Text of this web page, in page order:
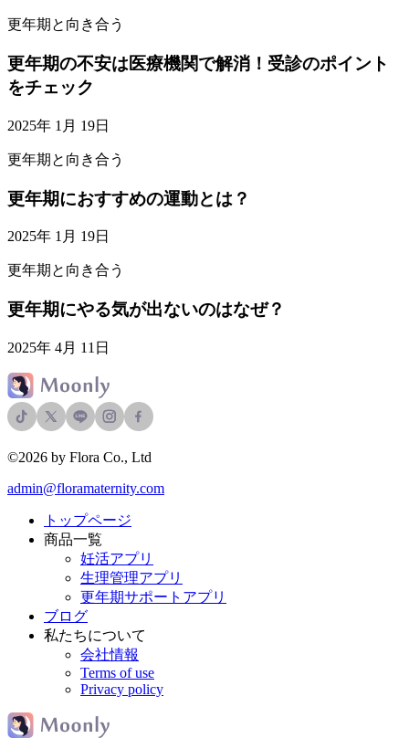
更年期と向き合う
更年期の不安は医療機関で解消！受診のポイント
をチェック
2025年 1月 19日
更年期と向き合う
更年期におすすめの運動とは？
2025年 1月 19日
更年期と向き合う
更年期にやる気が出ないのはなぜ？
2025年 4月 11日
©2026 by Flora Co., Ltd
admin@floramaternity.com
トップページ
商品一覧
妊活アプリ
生理管理アプリ
更年期サポートアプリ
ブログ
私たちについて
会社情報
Terms of use
Privacy policy